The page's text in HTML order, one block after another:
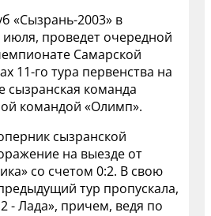
«Сызрань-2003» в
июля, проведет очередной
Самарской
11-го тура первенства на
сызранская команда
командой «Олимп».
сызранской
на выезде от
со счетом 0:2. В свою
тур пропускала,
- Лада», причем, ведя по